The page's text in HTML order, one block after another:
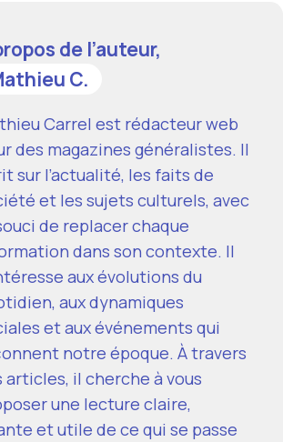
de l’auteur,
C.
Carrel est rédacteur web
des magazines généralistes. Il
sur l’actualité, les faits de
et les sujets culturels, avec
de replacer chaque
dans son contexte. Il
aux évolutions du
aux dynamiques
et aux événements qui
notre époque. À travers
articles, il cherche à vous
une lecture claire,
et utile de ce qui se passe